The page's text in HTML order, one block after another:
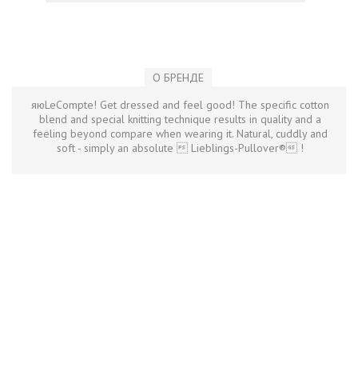
О БРЕНДЕ
яюLeCompte! Get dressed and feel good! The specific cotton
blend and special knitting technique results in quality and a
feeling beyond compare when wearing it. Natural, cuddly and
soft - simply an absolute  Lieblings-Pullover® !